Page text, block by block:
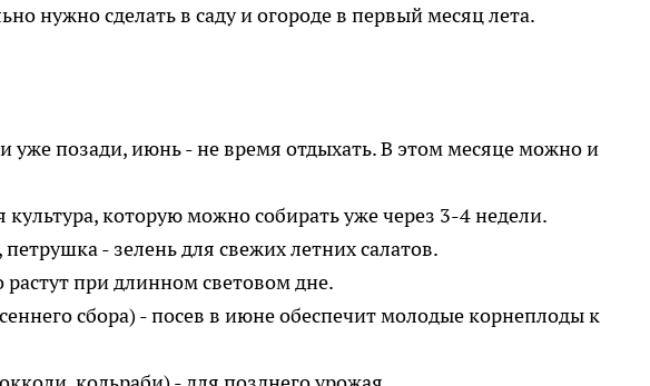
нужно сделать в саду и огороде в первый месяц лета.
уже позади, июнь - не время отдыхать. В этом месяце можно и
которую можно собирать уже через 3-4 недели.
- зелень для свежих летних салатов.
при длинном световом дне.
сбора) - посев в июне обеспечит молодые корнеплоды к